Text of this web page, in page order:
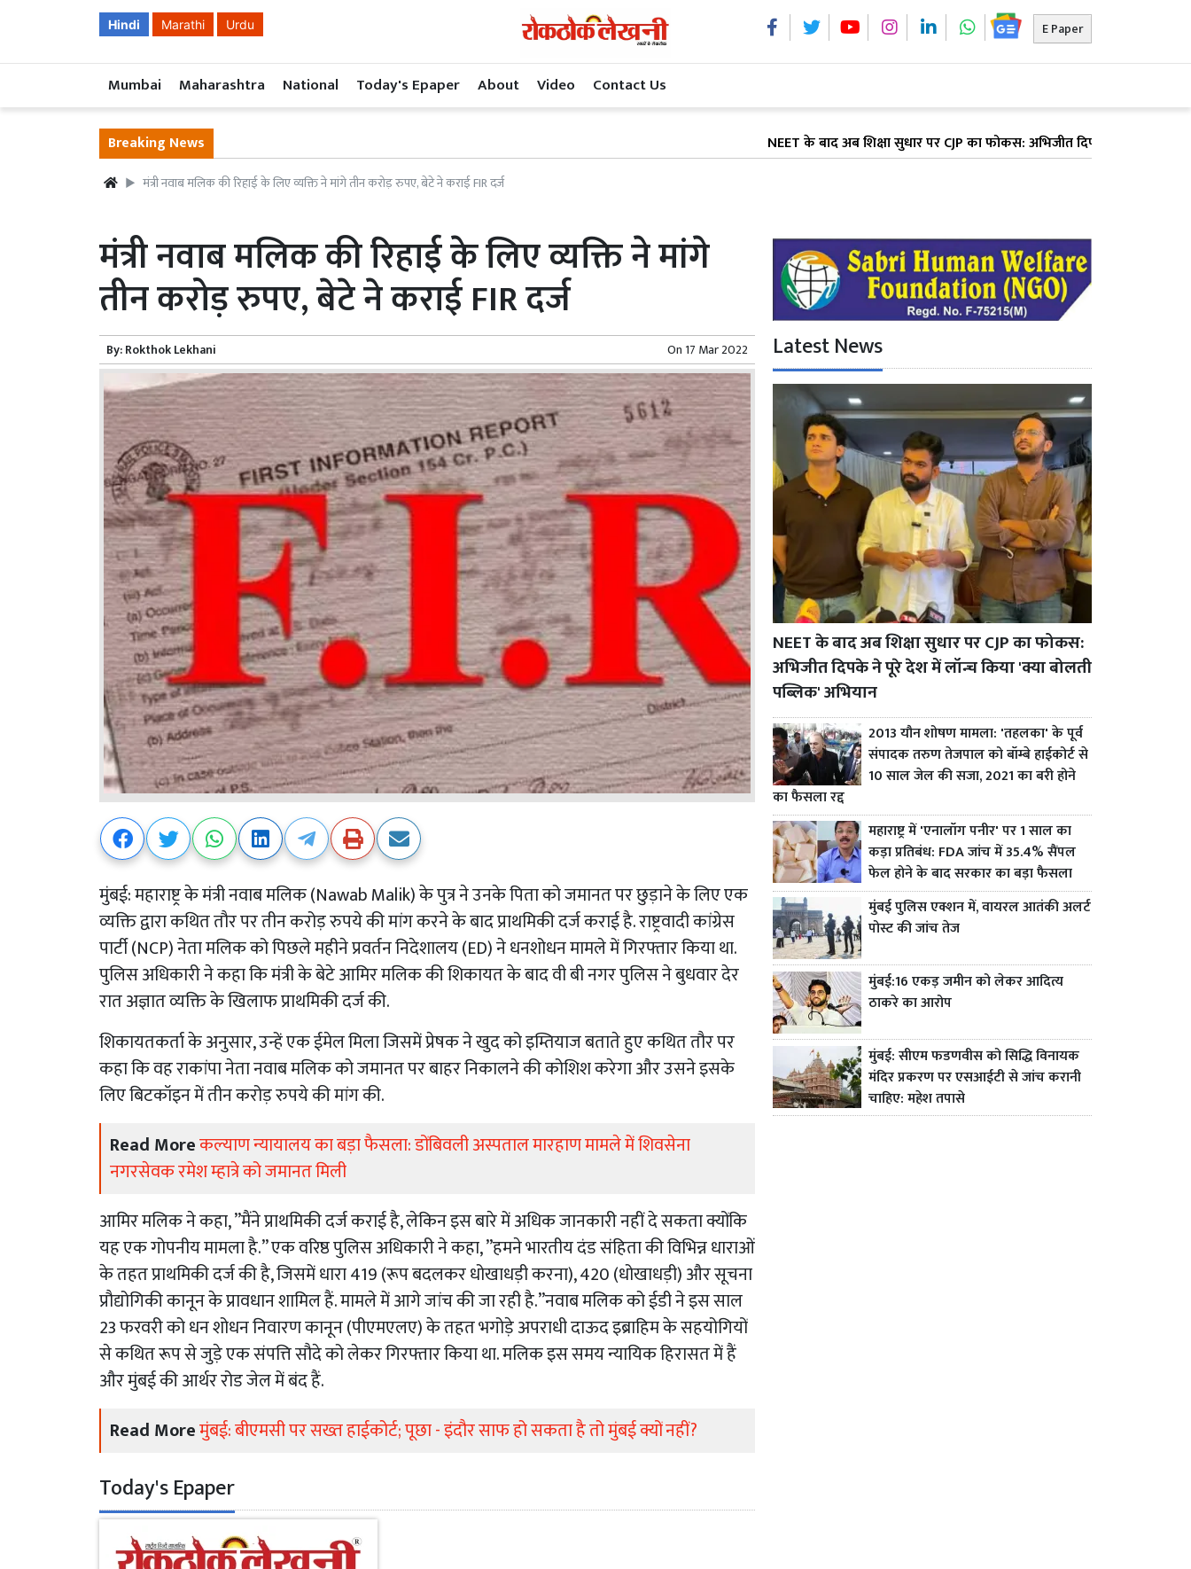
Hindi Marathi Urdu E Paper
Mumbai Maharashtra National Today's Epaper About Video Contact Us
Breaking News NEET के बाद अब शिक्षा सुधार पर CJP का फोकस: अभिजीत दिपके ने पूरे देश में लॉन्च किया
मंत्री नवाब मलिक की रिहाई के लिए व्यक्ति ने मांगे तीन करोड़ रुपए, बेटे ने कराई FIR दर्ज
मंत्री नवाब मलिक की रिहाई के लिए व्यक्ति ने मांगे
तीन करोड़ रुपए, बेटे ने कराई FIR दर्ज
By:Rokthok Lekhani On 17 Mar 2022
मुंबई: महाराष्ट्र के मंत्री नवाब मलिक (Nawab Malik) के पुत्र ने उनके पिता को जमानत पर छुड़ाने के लिए एक
व्यक्ति द्वारा कथित तौर पर तीन करोड़ रुपये की मांग करने के बाद प्राथमिकी दर्ज कराई है. राष्ट्रवादी कांग्रेस
पार्टी (NCP) नेता मलिक को पिछले महीने प्रवर्तन निदेशालय (ED) ने धनशोधन मामले में गिरफ्तार किया था.
पुलिस अधिकारी ने कहा कि मंत्री के बेटे आमिर मलिक की शिकायत के बाद वी बी नगर पुलिस ने बुधवार देर
रात अज्ञात व्यक्ति के खिलाफ प्राथमिकी दर्ज की.
शिकायतकर्ता के अनुसार, उन्हें एक ईमेल मिला जिसमें प्रेषक ने खुद को इम्तियाज बताते हुए कथित तौर पर
कहा कि वह राकांपा नेता नवाब मलिक को जमानत पर बाहर निकालने की कोशिश करेगा और उसने इसके
लिए बिटकॉइन में तीन करोड़ रुपये की मांग की.
Read Moreकल्याण न्यायालय का बड़ा फैसला: डोंबिवली अस्पताल मारहाण मामले में शिवसेना
नगरसेवक रमेश म्हात्रे को जमानत मिली
आमिर मलिक ने कहा, ”मैंने प्राथमिकी दर्ज कराई है, लेकिन इस बारे में अधिक जानकारी नहीं दे सकता क्योंकि
यह एक गोपनीय मामला है.” एक वरिष्ठ पुलिस अधिकारी ने कहा, ”हमने भारतीय दंड संहिता की विभिन्न धाराओं
के तहत प्राथमिकी दर्ज की है, जिसमें धारा 419 (रूप बदलकर धोखाधड़ी करना), 420 (धोखाधड़ी) और सूचना
प्रौद्योगिकी कानून के प्रावधान शामिल हैं. मामले में आगे जांच की जा रही है.”नवाब मलिक को ईडी ने इस साल
23 फरवरी को धन शोधन निवारण कानून (पीएमएलए) के तहत भगोड़े अपराधी दाऊद इब्राहिम के सहयोगियों
से कथित रूप से जुड़े एक संपत्ति सौदे को लेकर गिरफ्तार किया था. मलिक इस समय न्यायिक हिरासत में हैं
और मुंबई की आर्थर रोड जेल में बंद हैं.
Read Moreमुंबई: बीएमसी पर सख्त हाईकोर्ट; पूछा - इंदौर साफ हो सकता है तो मुंबई क्यों नहीं?
Today's Epaper
Latest News
NEET के बाद अब शिक्षा सुधार पर CJP का फोकस:
अभिजीत दिपके ने पूरे देश में लॉन्च किया 'क्या बोलती
पब्लिक' अभियान
2013 यौन शोषण मामला: 'तहलका' के पूर्व
संपादक तरुण तेजपाल को बॉम्बे हाईकोर्ट से
10 साल जेल की सजा, 2021 का बरी होने
का फैसला रद्द
महाराष्ट्र में 'एनालॉग पनीर' पर 1 साल का
कड़ा प्रतिबंध: FDA जांच में 35.4% सैंपल
फेल होने के बाद सरकार का बड़ा फैसला
मुंबई पुलिस एक्शन में, वायरल आतंकी अलर्ट
पोस्ट की जांच तेज
मुंबई:16 एकड़ जमीन को लेकर आदित्य
ठाकरे का आरोप
मुंबई: सीएम फडणवीस को सिद्धि विनायक
मंदिर प्रकरण पर एसआईटी से जांच करानी
चाहिए: महेश तपासे